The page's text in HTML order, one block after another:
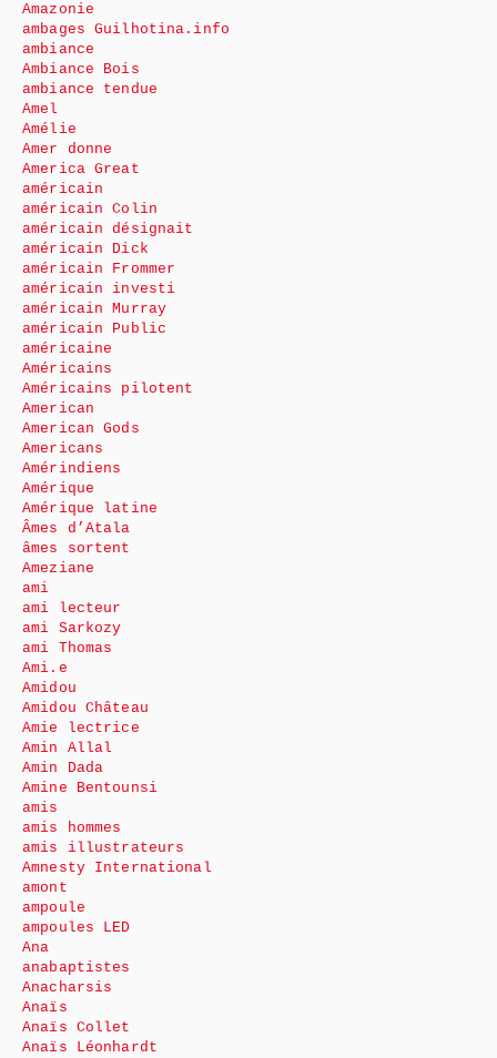
Amazonie
ambages Guilhotina.info
ambiance
Ambiance Bois
ambiance tendue
Amel
Amélie
Amer donne
America Great
américain
américain Colin
américain désignait
américain Dick
américain Frommer
américain investi
américain Murray
américain Public
américaine
Américains
Américains pilotent
American
American Gods
Americans
Amérindiens
Amérique
Amérique latine
Âmes d’Atala
âmes sortent
Ameziane
ami
ami lecteur
ami Sarkozy
ami Thomas
Ami.e
Amidou
Amidou Château
Amie lectrice
Amin Allal
Amin Dada
Amine Bentounsi
amis
amis hommes
amis illustrateurs
Amnesty International
amont
ampoule
ampoules LED
Ana
anabaptistes
Anacharsis
Anaïs
Anaïs Collet
Anaïs Léonhardt